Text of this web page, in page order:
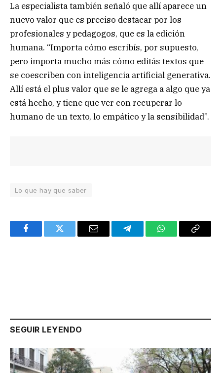
La especialista también señaló que allí aparece un
nuevo valor que es preciso destacar por los
profesionales y pedagogos, que es la edición
humana. “Importa cómo escribís, por supuesto,
pero importa mucho más cómo editás textos que
se coescriben con inteligencia artificial generativa.
Allí está el plus valor que se le agrega a algo que ya
está hecho, y tiene que ver con recuperar lo
humano de un texto, lo empático y la sensibilidad”.
Lo que hay que saber
FacebookTwitter Email TelegramWhatsAppCopy
SEGUIR LEYENDO